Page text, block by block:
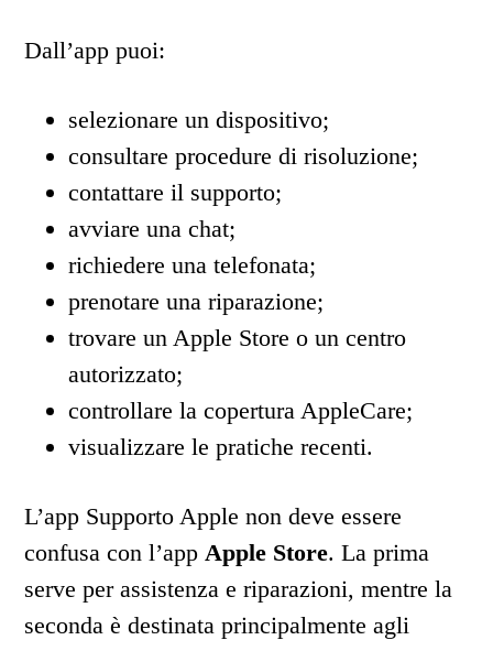
Dall’app puoi:
selezionare un dispositivo;
consultare procedure di risoluzione;
contattare il supporto;
avviare una chat;
richiedere una telefonata;
prenotare una riparazione;
trovare un Apple Store o un centro
autorizzato;
controllare la copertura AppleCare;
visualizzare le pratiche recenti.
L’app Supporto Apple non deve essere
confusa con l’appApple Store. La prima
serve per assistenza e riparazioni, mentre la
seconda è destinata principalmente agli